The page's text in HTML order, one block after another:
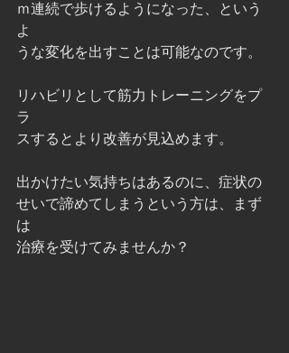
ｍ連続で歩けるようになった、という
よ
うな変化を出すことは可能なのです。
リハビリとして筋力トレーニングをプ
ラ
スするとより改善が見込めます。
出かけたい気持ちはあるのに、症状の
せいで諦めてしまうという方は、まず
は
治療を受けてみませんか？